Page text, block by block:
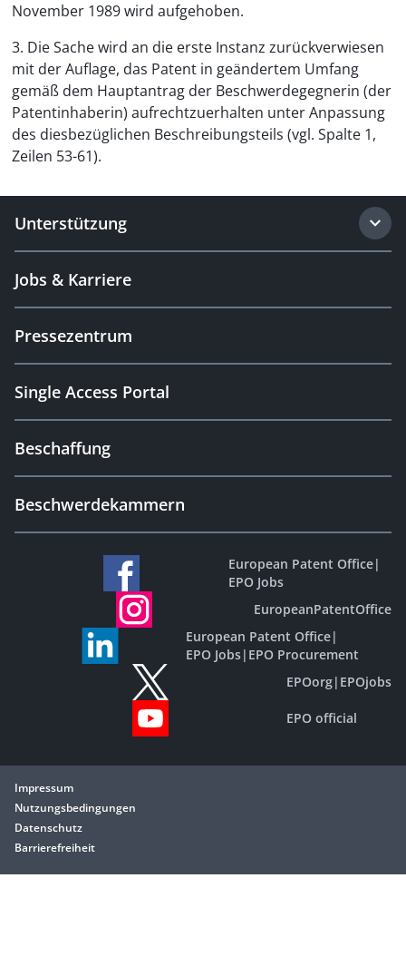
November 1989 wird aufgehoben.
3. Die Sache wird an die erste Instanz zurückverwiesen
mit der Auflage, das Patent in geändertem Umfang
gemäß dem Hauptantrag der Beschwerdegegnerin (der
Patentinhaberin) aufrechtzuerhalten unter Anpassung
des diesbezüglichen Beschreibungsteils (vgl. Spalte 1,
Zeilen 53-61).
Unterstützung
Jobs & Karriere
Pressezentrum
Single Access Portal
Beschaffung
Beschwerdekammern
European Patent Office|
EPO Jobs
EuropeanPatentOffice
European Patent Office|
EPO Jobs| EPO Procurement
EPOorg| EPOjobs
EPO official
Impressum
Nutzungsbedingungen
Datenschutz
Barrierefreiheit